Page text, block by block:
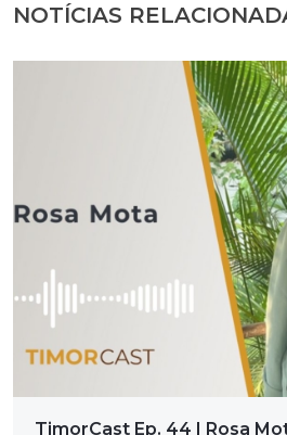
NOTÍCIAS
TimorCast Ep. 44 | Rosa